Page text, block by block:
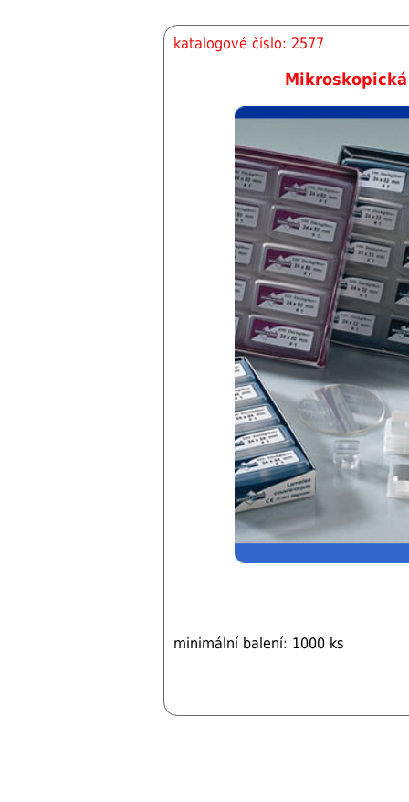
katalogové číslo: 2577
minimální balení: 1000 ks